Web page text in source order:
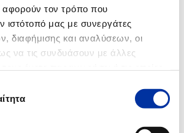
τον τρόπο που
ιστότοπό μας με συνεργάτες
διαφήμισης και αναλύσεων, οι
να τις συνδυάσουν με άλλες